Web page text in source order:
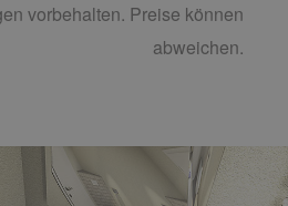
vorbehalten. Preise können
abweichen.